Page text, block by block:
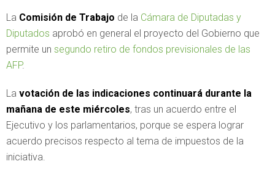
La Comisión de Trabajo de la Cámara de Diputadas y
Diputados aprobó en general el proyecto del Gobierno que
permite un segundo retiro de fondos previsionales de las
AFP.
La votación de las indicaciones continuará durante la
mañana de este miércoles, tras un acuerdo entre el
Ejecutivo y los parlamentarios, porque se espera lograr
acuerdo precisos respecto al tema de impuestos de la
iniciativa.